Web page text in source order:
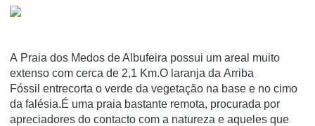
A Praia dos Medos de Albufeira possui um areal muito
extenso com cerca de 2,1 Km.O laranja da Arriba
Fóssil entrecorta o verde da vegetação na base e no cimo
da falésia.É uma praia bastante remota, procurada por
apreciadores do contacto com a natureza e aqueles que